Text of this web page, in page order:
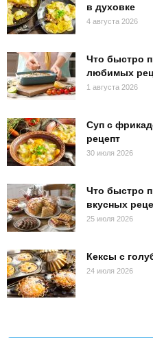
в духовке
4 августа 2026
Что быстро
любимых
1 августа 2026
Суп с
рецепт
30 июля 2026
Что быстро
вкусных
25 июля 2026
Кексы с
24 июля 2026